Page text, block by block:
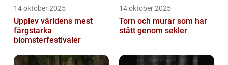
14 oktober 2025
Upplev världens mest
färgstarka
blomsterfestivaler
14 oktober 2025
Torn och murar som har
stått genom sekler